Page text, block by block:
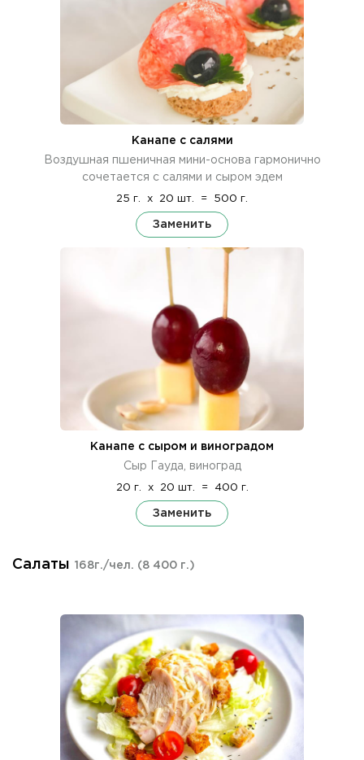
Канапе с салями
Воздушная пшеничная мини-основа гармонично
сочетается с салями и сыром эдем
25 г. x 20 шт. = 500 г.
Заменить
Канапе с сыром и виноградом
Сыр Гауда, виноград
20 г. x 20 шт. = 400 г.
Заменить
Салаты 168г./чел. (8 400 г.)